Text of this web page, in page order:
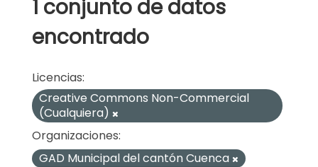
1 conjunto de datos
encontrado
Licencias:
Creative Commons Non-Commercial
(Cualquiera)
Organizaciones:
GAD Municipal del cantón Cuenca